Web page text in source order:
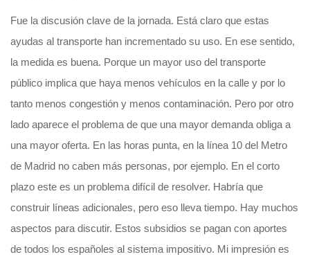
Fue la discusión clave de la jornada. Está claro que estas
ayudas al transporte han incrementado su uso. En ese sentido,
la medida es buena. Porque un mayor uso del transporte
público implica que haya menos vehículos en la calle y por lo
tanto menos congestión y menos contaminación. Pero por otro
lado aparece el problema de que una mayor demanda obliga a
una mayor oferta. En las horas punta, en la línea 10 del Metro
de Madrid no caben más personas, por ejemplo. En el corto
plazo este es un problema difícil de resolver. Habría que
construir líneas adicionales, pero eso lleva tiempo. Hay muchos
aspectos para discutir. Estos subsidios se pagan con aportes
de todos los españoles al sistema impositivo. Mi impresión es